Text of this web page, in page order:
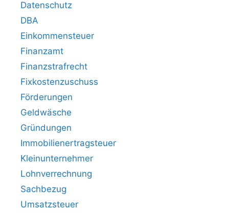
Datenschutz
DBA
Einkommensteuer
Finanzamt
Finanzstrafrecht
Fixkostenzuschuss
Förderungen
Geldwäsche
Gründungen
Immobilienertragsteuer
Kleinunternehmer
Lohnverrechnung
Sachbezug
Umsatzsteuer